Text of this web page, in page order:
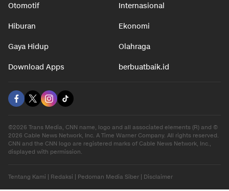
Otomotif Internasional
Hiburan Ekonomi
Gaya Hidup Olahraga
Download Apps berbuatbaik.id
©2026 Trans Media, CNN name, logo and all associated elements (R) and ©
2026 Cable News Network, Inc. A Time Warner Company. All rights reserved.
CNN and the CNN logo are registered marks of Cable News Network, Inc.,
displayed with permission.
Tentang Kami | Redaksi | Pedoman Media Siber | Disclaimer